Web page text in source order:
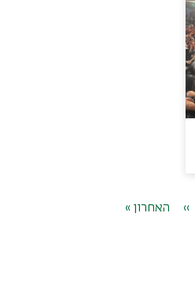
הדף
››
הדף
האחרון »